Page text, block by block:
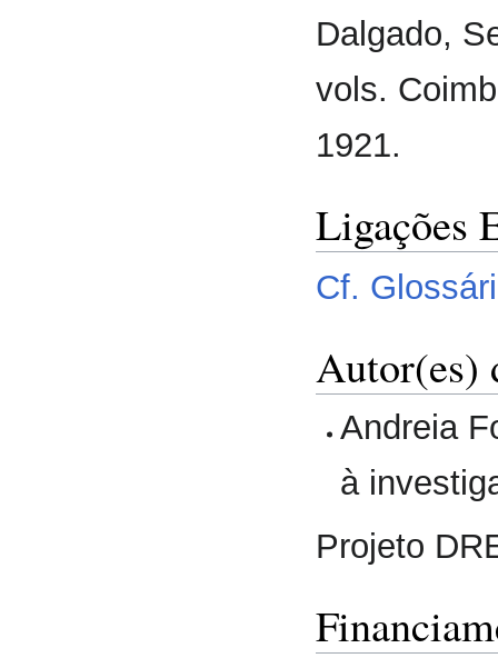
Dalgado,
vols.
1921.
Ligações
Cf.
Autor(es)
Andreia
à
Projeto